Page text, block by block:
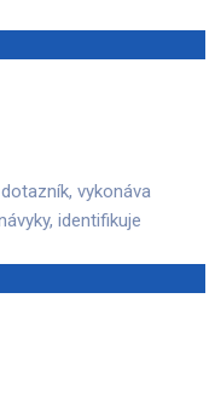
vykonáva
identifikuje